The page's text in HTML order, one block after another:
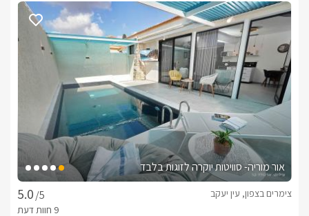
אור מוריה- סוויטות יוקרה לזוגות בלבד
/5
צימרים בצפון, עין יעקב